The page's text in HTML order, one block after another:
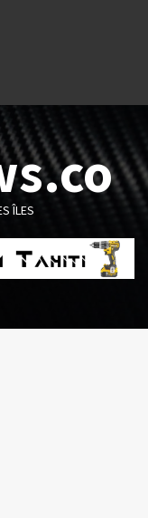
ÎLES